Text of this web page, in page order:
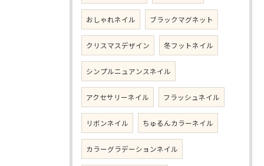
おしゃれネイル ブラックマグネット
クリスマスデザイン 冬フットネイル
シンプルニュアンスネイル
アクセサリーネイル フラッシュネイル
リボンネイル ちゅるんカラーネイル
カラーグラデーションネイル